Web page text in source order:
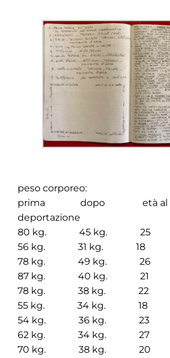
peso corporeo:
prima dopo età al
deportazione
80 kg. 45 kg. 25
56 kg. 31 kg. 18
78 kg. 49 kg. 26
87 kg. 40 kg. 21
78 kg. 38 kg. 22
55 kg. 34 kg. 18
54 kg. 36 kg. 23
62 kg. 34 kg. 27
70 kg. 38 kg. 20